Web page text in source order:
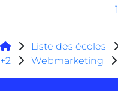
1
Liste des écoles
+2
Webmarketing